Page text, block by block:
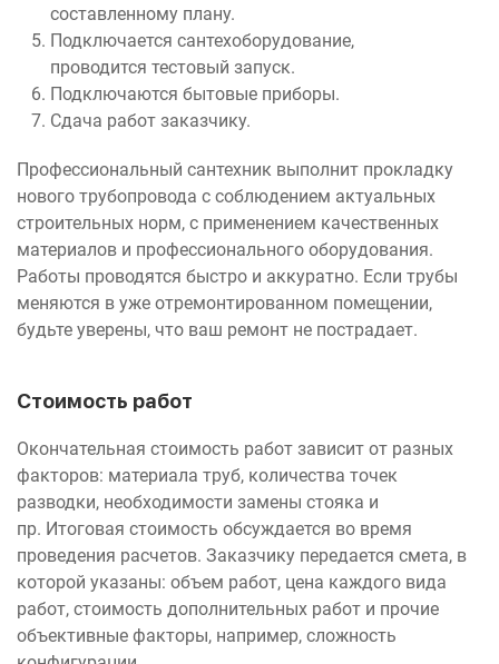
составленному плану.
Подключается сантехоборудование,
проводится тестовый запуск.
Подключаются бытовые приборы.
Сдача работ заказчику.
Профессиональный сантехник выполнит прокладку
нового трубопровода с соблюдением актуальных
строительных норм, с применением качественных
материалов и профессионального оборудования.
Работы проводятся быстро и аккуратно. Если трубы
меняются в уже отремонтированном помещении,
будьте уверены, что ваш ремонт не пострадает.
Стоимость работ
Окончательная стоимость работ зависит от разных
факторов: материала труб, количества точек
разводки, необходимости замены стояка и
пр. Итоговая стоимость обсуждается во время
проведения расчетов. Заказчику передается смета, в
которой указаны: объем работ, цена каждого вида
работ, стоимость дополнительных работ и прочие
объективные факторы, например, сложность